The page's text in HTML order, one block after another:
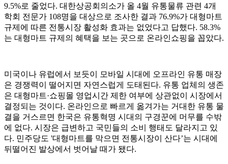
9.5%로 줄었다. 대한상공회의소가 올 4월 유통물류 관련 4개
학회 전문가 108명을 대상으로 조사한 결과 76.9%가 대형마트
규제에 따른 전통시장 활성화 효과는 없었다고 답했다. 58.3%
는 대형마트 규제의 혜택을 보는 곳으로 온라인쇼핑을 꼽았다.
미국이나 유럽에서 보듯이 모바일 시대에 오프라인 유통 매장
은 경쟁력이 떨어지면 자연스럽게 도태된다. 유통 업체의 생존
은 대형마트·쇼핑몰 영업시간 제한 여부에 상관없이 시장에서
결정되는 것이다. 온라인으로 빠르게 옮겨가는 거대한 유통 물
결을 거스르면 한국은 유통혁명 시대의 구경꾼에 머무를 수밖
에 없다. 시장은 급변하고 국민들의 소비 행태도 달라지고 있
다. 민주당도 '대형마트를 막으면 전통시장이 산다’는 시대에
뒤떨어진 발상에서 벗어날 때가 됐다.